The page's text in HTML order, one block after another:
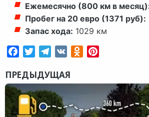
Ежемесячно (800 км в
Пробег на 20 евро (1371 руб):
Запас хода: 1029 км
FacebookTwitterTelegram
VK Odnoklassniki
ПРЕДЫДУЩАЯ